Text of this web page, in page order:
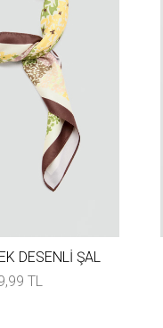
DESENLİ ŞAL
TL